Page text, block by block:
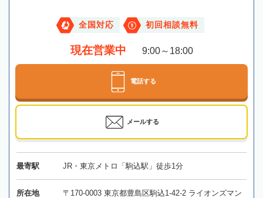
全国対応 初回相談無料
現在営業中 9:00～18:00
電話する
メールする
最寄駅 JR・東京メトロ「駒込駅」徒歩1分
所在地
〒170-0003 東京都豊島区駒込1-42-2 ライオンズマン